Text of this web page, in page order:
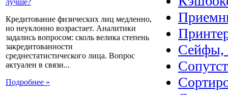
Кредитование физических лиц медленно,
но неуклонно возрастает. Аналитики
задались вопросом: сколь велика степень
закредитованности
среднестатистического лица. Вопрос
актуален в связи...
Подробнее »
Сейфы,